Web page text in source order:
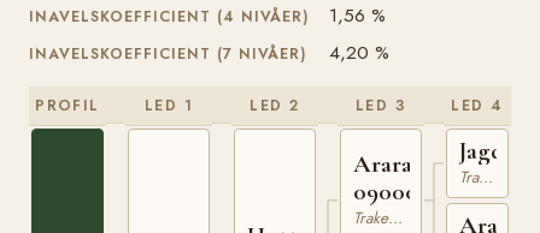
INAVELSKOEFFICIENT (4 NIVÅER) 1,56 %
INAVELSKOEFFICIENT (7 NIVÅER) 4,20 %
PROFIL LED 1 LED 2 LED 3
Ararad
090001721
Trakehner
LED 4
Trakehner
Ara